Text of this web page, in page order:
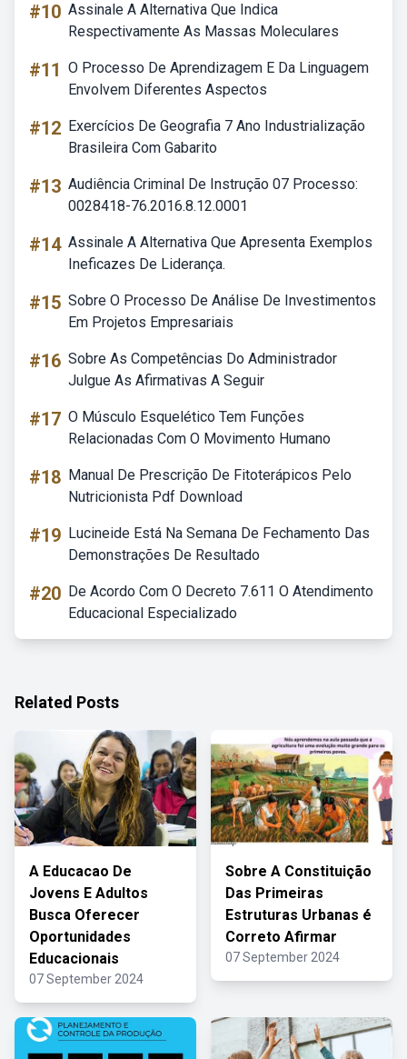
#10 Assinale A Alternativa Que Indica
Respectivamente As Massas Moleculares
#11 O Processo De Aprendizagem E Da Linguagem
Envolvem Diferentes Aspectos
#12 Exercícios De Geografia 7 Ano Industrialização
Brasileira Com Gabarito
#13 Audiência Criminal De Instrução 07 Processo:
0028418-76.2016.8.12.0001
#14 Assinale A Alternativa Que Apresenta Exemplos
Ineficazes De Liderança.
#15 Sobre O Processo De Análise De Investimentos
Em Projetos Empresariais
#16 Sobre As Competências Do Administrador
Julgue As Afirmativas A Seguir
#17 O Músculo Esquelético Tem Funções
Relacionadas Com O Movimento Humano
#18 Manual De Prescrição De Fitoterápicos Pelo
Nutricionista Pdf Download
#19 Lucineide Está Na Semana De Fechamento Das
Demonstrações De Resultado
#20 De Acordo Com O Decreto 7.611 O Atendimento
Educacional Especializado
Related Posts
A Educacao De
Jovens E Adultos
Busca Oferecer
Oportunidades
Educacionais
07 September 2024
Sobre A Constituição
Das Primeiras
Estruturas Urbanas é
Correto Afirmar
07 September 2024